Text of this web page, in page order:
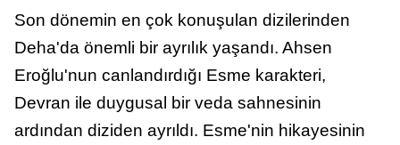
Son dönemin en çok konuşulan dizilerinden
Deha'da önemli bir ayrılık yaşandı. Ahsen
Eroğlu'nun canlandırdığı Esme karakteri,
Devran ile duygusal bir veda sahnesinin
ardından diziden ayrıldı. Esme'nin hikayesinin